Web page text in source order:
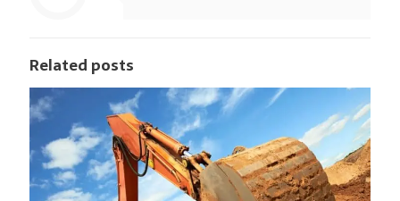
Related posts